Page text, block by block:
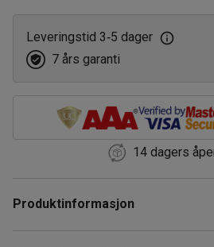
Leveringstid 3‑5 dager
7 års garanti
14 dagers
Produktinformasjon